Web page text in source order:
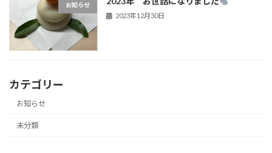
お知らせ
2023年12月30日
カテゴリー
お知らせ
未分類